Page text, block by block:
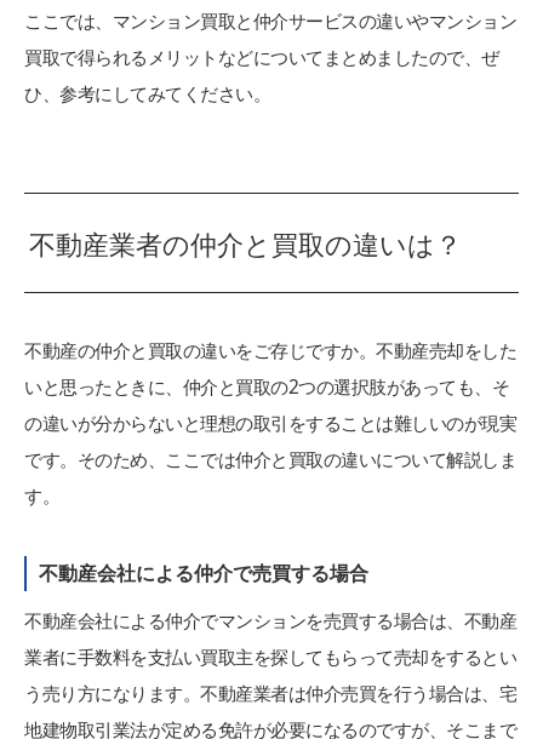
ここでは、マンション買取と仲介サービスの違いやマンション
買取で得られるメリットなどについてまとめましたので、ぜ
ひ、参考にしてみてください。
不動産業者の仲介と買取の違いは？
不動産の仲介と買取の違いをご存じですか。不動産売却をした
いと思ったときに、仲介と買取の2つの選択肢があっても、そ
の違いが分からないと理想の取引をすることは難しいのが現実
です。そのため、ここでは仲介と買取の違いについて解説しま
す。
不動産会社による仲介で売買する場合
不動産会社による仲介でマンションを売買する場合は、不動産
業者に手数料を支払い買取主を探してもらって売却をするとい
う売り方になります。不動産業者は仲介売買を行う場合は、宅
地建物取引業法が定める免許が必要になるのですが、そこまで